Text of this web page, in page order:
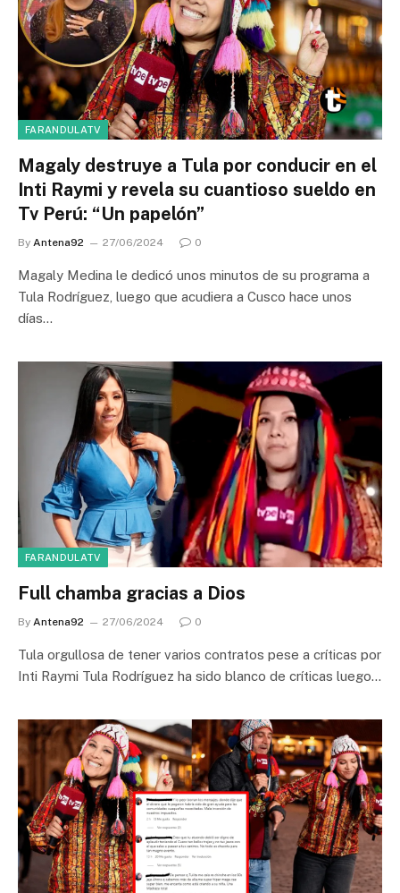
FARANDULATV
Magaly destruye a Tula por conducir en el
Inti Raymi y revela su cuantioso sueldo en
Tv Perú: “Un papelón”
By Antena92 27/06/2024 0
Magaly Medina le dedicó unos minutos de su programa a
Tula Rodríguez, luego que acudiera a Cusco hace unos
días…
FARANDULATV
Full chamba gracias a Dios
By Antena92 27/06/2024 0
Tula orgullosa de tener varios contratos pese a críticas por
Inti Raymi Tula Rodríguez ha sido blanco de críticas luego…